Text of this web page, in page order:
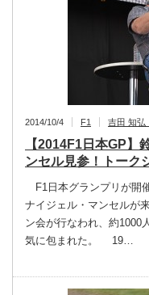
2014/10/4 F1 吉田 知弘
【2014F1日本GP】
ンセル見参！トーク
F1日本グランプリが開
ナイジェル・マンセルが
ン会が行なわれ、約1000
気に包まれた。 19…